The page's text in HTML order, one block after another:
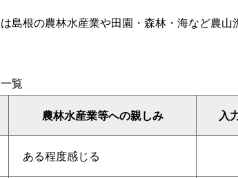
島根の農林水産業や田園・森林・海など農山
農林水産業等への親しみ 入
覧
ある程度感じる